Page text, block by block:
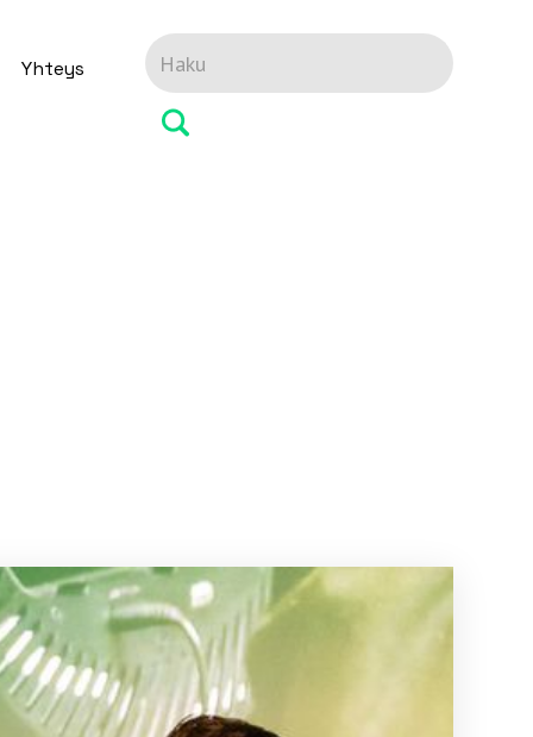
Yhteys